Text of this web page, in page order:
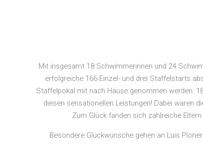
Mit insgesamt 18 Schwimmerinnen und 24
erfolgreiche 166 Einzel- und drei Staffelstarts
Staffelpokal mit nach Hause genommen werden:
diesen sensationellen Leistungen! Dabei waren
Zum Glück fanden sich zahlreiche
Besondere Glückwünsche gehen an Luis